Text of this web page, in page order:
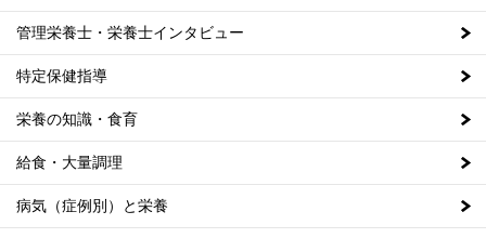
管理栄養士・栄養士インタビュー
特定保健指導
栄養の知識・食育
給食・大量調理
病気（症例別）と栄養